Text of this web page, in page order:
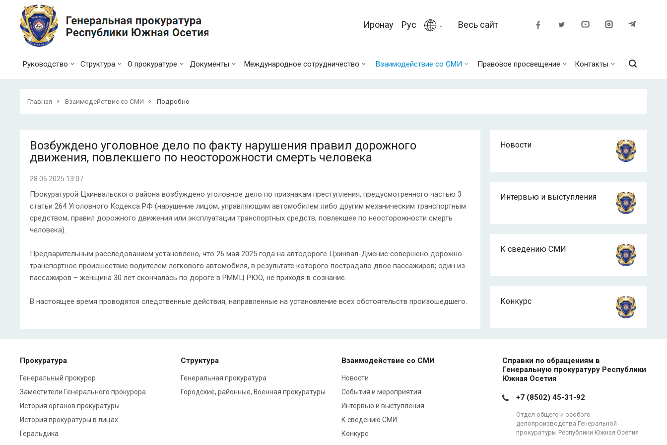
Иронау Рус Весь сайт
Руководство Структура О прокуратуре Документы Международное сотрудничество Взаимодействие со СМИ Правовое просвещение Контакты
Главная Взаимодействие со СМИ Подробно
Возбуждено уголовное дело по факту нарушения правил дорожного
движения, повлекшего по неосторожности смерть человека
28.05.2025 13:07
Прокуратурой Цхинвальского района возбуждено уголовное дело по признакам преступления, предусмотренного частью 3
статьи 264 Уголовного Кодекса РФ (нарушение лицом, управляющим автомобилем либо другим механическим транспортным
средством, правил дорожного движения или эксплуатации транспортных средств, повлекшее по неосторожности смерть
человека).
Предварительным расследованием установлено, что 26 мая 2025 года на автодороге Цхинвал-Дменис совершено дорожно-
транспортное происшествие водителем легкового автомобиля, в результате которого пострадало двое пассажиров; один из
пассажиров – женщина 30 лет скончалась по дороге в РММЦ РЮО, не приходя в сознание.
В настоящее время проводятся следственные действия, направленные на установление всех обстоятельств произошедшего.
Новости
Интервью и выступления
К сведению СМИ
Конкурс
Прокуратура
Генеральный прокурор
Заместители Генерального прокурора
История органов прокуратуры
История прокуратуры в лицах
Геральдика
Структура
Генеральная прокуратура
Городские, районные, Военная прокуратуры
Взаимодействие со СМИ
Новости
События и мероприятия
Интервью и выступления
К сведению СМИ
Конкурс
Справки по обращениям в
Генеральную прокуратуру Республики
Южная Осетия
+7 (8502) 45-31-92
Отдел общего и особого
делопроизводства Генеральной
прокуратуры Республики Южная Осетия